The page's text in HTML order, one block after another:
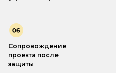
Сопровождение
проекта после
защиты